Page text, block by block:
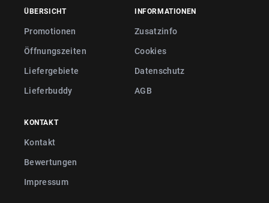
ÜBERSICHT
Promotionen
Öffnungszeiten
Liefergebiete
Lieferbuddy
INFORMATIONEN
Zusatzinfo
Cookies
Datenschutz
AGB
KONTAKT
Kontakt
Bewertungen
Impressum